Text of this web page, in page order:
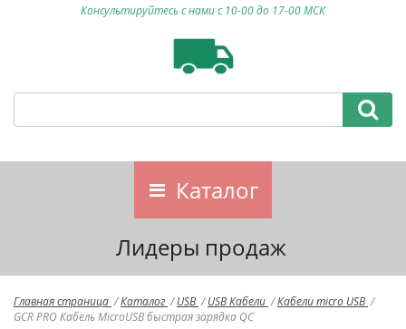
Консультируйтесь с нами c 10-00 до 17-00 МСК
Каталог
Лидеры продаж
Главная страница /Каталог / USB / USB Кабели /Кабели micro USB /
GCR PRO Кабель MicroUSB быстрая зарядка QC